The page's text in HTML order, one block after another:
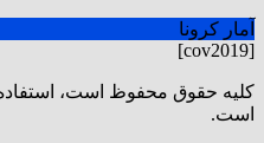
آمار کرونا
[cov2019]
كليه حقوق محفوظ است، استفاده
است.